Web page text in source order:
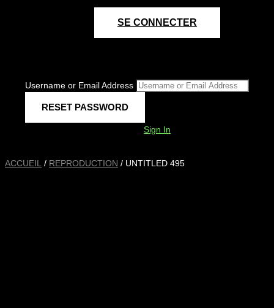
SE CONNECTER
Username or Email Address
Sign In
ACCUEIL / REPRODUCTION / UNTITLED 495